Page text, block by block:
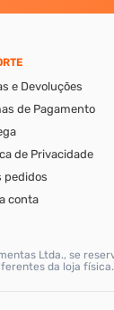
e Devoluções
de Pagamento
de Privacidade
pedidos
conta
Ltda., se
da loja